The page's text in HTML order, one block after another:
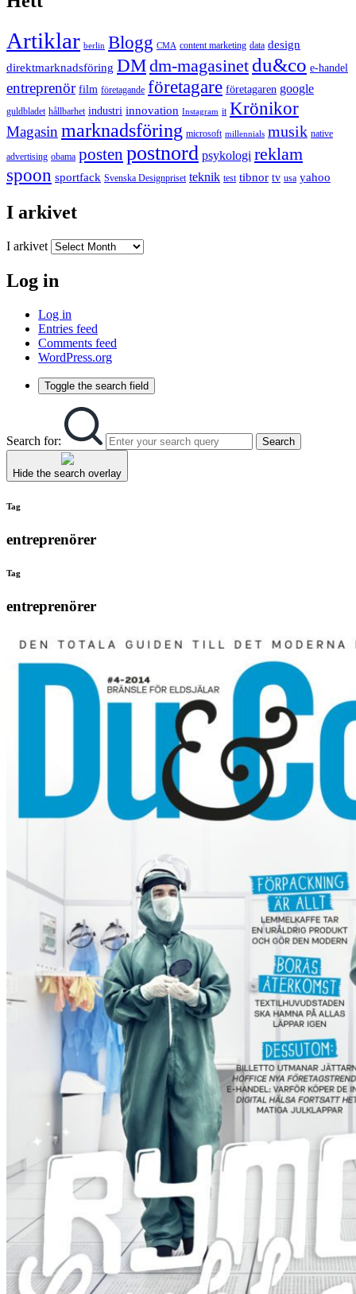
Artiklar berlin Blogg CMA content marketing data design
direktmarknadsföring DMdm-magasinet du&co e-handel
entreprenör film företagande företagare företagaren google
guldbladet hållbarhet industri innovation Instagram it Krönikor
Magasin marknadsföring microsoft millennials musik native
advertising obama posten postnord psykologi reklam
spoon sportfack Svenska Designpriset teknik test tibnor tv usa yahoo
I arkivet
I arkivet
Log in
Log in
Entries feed
Comments feed
WordPress.org
Toggle the search field
Search for: Search
Hide the search overlay
Tag
entreprenörer
Tag
entreprenörer